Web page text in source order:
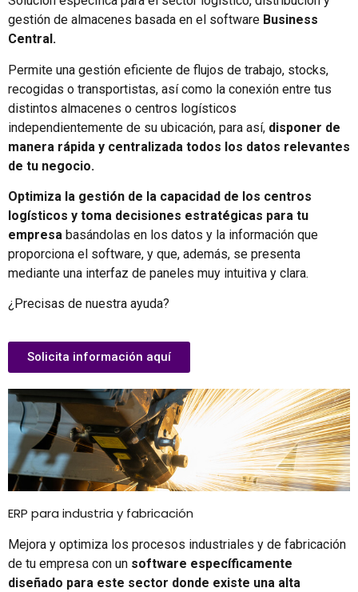
gestión de almacenes basada en el software Business
Central.
Permite una gestión eficiente de flujos de trabajo, stocks,
recogidas o transportistas, así como la conexión entre tus
distintos almacenes o centros logísticos
independientemente de su ubicación, para así, disponer de
manera rápida y centralizada todos los datos relevantes
de tu negocio.
Optimiza la gestión de la capacidad de los centros
logísticos y toma decisiones estratégicas para tu
empresa basándolas en los datos y la información que
proporciona el software, y que, además, se presenta
mediante una interfaz de paneles muy intuitiva y clara.
¿Precisas de nuestra ayuda?
Solicita información aquí
ERP para industria y fabricación
Mejora y optimiza los procesos industriales y de fabricación
de tu empresa con un software específicamente
diseñado para este sector donde existe una alta